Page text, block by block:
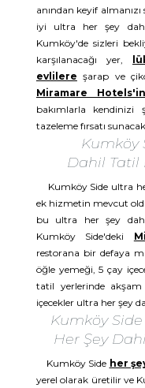
anından keyif
iyi ultra her şey
Kumköy'de sizleri
karşılanacağı yer,
evlilere şarap ve
Miramare
bakımlarla kendinizi
tazeleme fırsatı
Kumköy
Dahil Tatil
Kumköy Side ultra
ek hizmetin mevcut
bu ultra her şey
Kumköy Side'deki
restorana bir defaya
öğle yemeği, 5 çay
tatil yerlerinde
içecekler ultra her şey
Kumköy
Her Şey
Kumköy Side her
yerel olarak üretilir ve